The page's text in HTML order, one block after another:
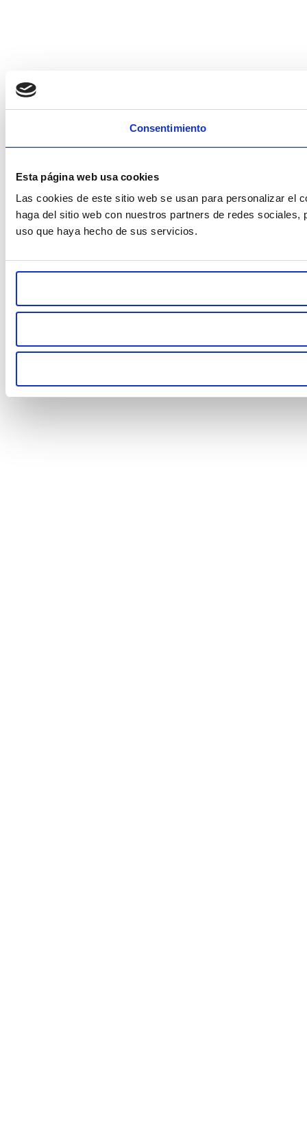
Consentimiento
Esta página web usa cookies
Las cookies de este sitio web se usan para personalizar el
haga del sitio web con nuestros partners de redes
uso que haya hecho de sus servicios.